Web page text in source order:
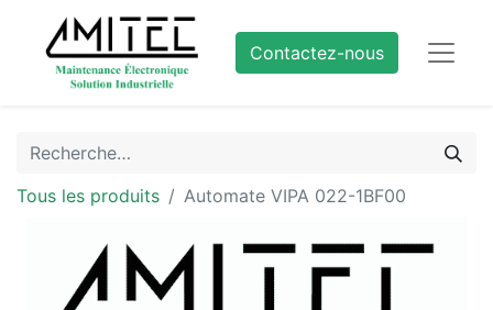
Contactez-nous
Tous les produits Automate VIPA 022-1BF00